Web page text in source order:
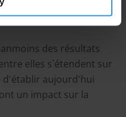
ressources collectées,
des finances publiques.
des résultats
elles s`étendent sur
d'établir aujourd'hui
un impact sur la